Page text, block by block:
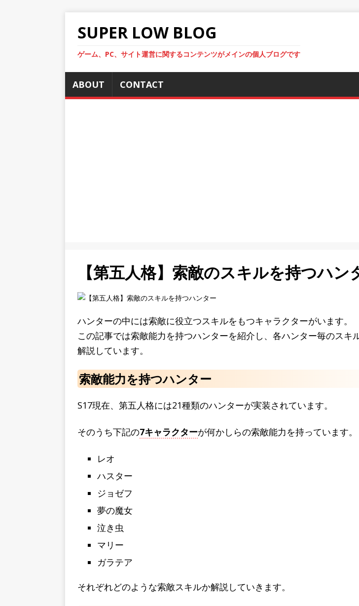
SUPER LOW BLOG
ゲーム、PC、サイト運営に関するコンテンツがメインの個人ブログです
ABOUT CONTACT
【第五人格】索敵のスキルを持つハン
ハンターの中には索敵に役立つスキルをもつキャラクターがいます。
この記事では索敵能力を持つハンターを紹介し、各ハンター毎のスキ
解説しています。
索敵能力を持つハンター
S17現在、第五人格には21種類のハンターが実装されています。
そのうち下記の7キャラクターが何かしらの索敵能力を持っています。
レオ
ハスター
ジョゼフ
夢の魔女
泣き虫
マリー
ガラテア
それぞれどのような索敵スキルか解説していきます。